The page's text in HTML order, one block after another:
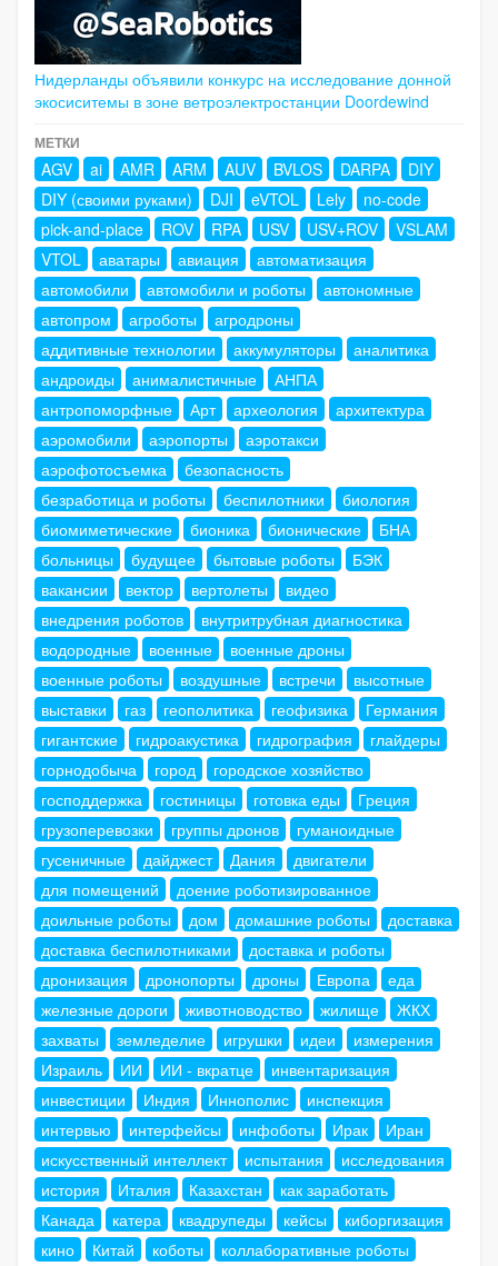
Нидерланды объявили конкурс на исследование донной
экосиситемы в зоне ветроэлектростанции Doordewind
МЕТКИ
AGV ai AMR ARM AUV BVLOS DARPA
DIY
DIY (своими руками)
DJI eVTOL Lely
no-code
pick-and-place
ROV RPA USV USV+ROV
VSLAM
VTOL
аватары авиация
автоматизация
автомобили
автомобили и роботы
автономные
автопром
агроботы
агродроны
аддитивные технологии
аккумуляторы
аналитика
андроиды
анималистичные
АНПА
антропоморфные
Арт археология
архитектура
аэромобили
аэропорты
аэротакси
аэрофотосъемка
безопасность
безработица и роботы
беспилотники
биология
биомиметические
бионика бионические
БНА
больницы
будущее бытовые роботы
БЭК
вакансии
вектор вертолеты
видео
внедрения роботов
внутритрубная диагностика
водородные
военные
военные дроны
военные роботы
воздушные встречи
высотные
выставки
газ геополитика геофизика
Германия
гигантские
гидроакустика гидрография
глайдеры
горнодобыча
город
городское хозяйство
господдержка
гостиницы готовка еды
Греция
грузоперевозки
группы дронов
гуманоидные
гусеничные
дайджест Дания
двигатели
для помещений
доение роботизированное
доильные роботы
дом домашние роботы
доставка
доставка беспилотниками
доставка и роботы
дронизация
дронопорты дроны Европа
еда
железные дороги
животноводство жилище
ЖКХ
захваты
земледелие игрушки идеи
измерения
Израиль
ИИ ИИ - вкратце
инвентаризация
инвестиции
Индия Иннополис
инспекция
интервью
интерфейсы инфоботы Ирак
Иран
искусственный интеллект
испытания
исследования
история
Италия Казахстан
как заработать
Канада
катера квадрупеды кейсы
киборгизация
кино
Китай коботы
коллаборативные роботы